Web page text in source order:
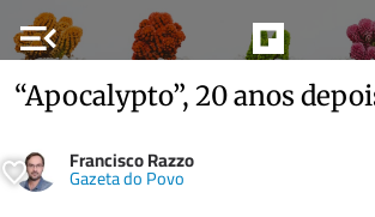
menu_open
“Apocalypto”, 20 anos
Francisco Razzo
Gazeta do Povo